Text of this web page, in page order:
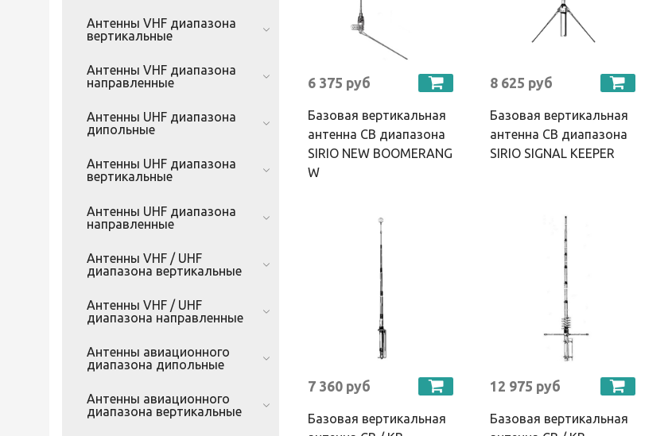
6 375 руб
Базовая вертикальная
антенна CB диапазона
SIRIO NEW BOOMERANG
W
8 625 руб
Базовая вертикальная
антенна CB диапазона
SIRIO SIGNAL KEEPER
7 360 руб
Базовая вертикальная
12 975 руб
Базовая вертикальная
Антенны VHF диапазона
вертикальные
Антенны VHF диапазона
направленные
Антенны UHF диапазона
дипольные
Антенны UHF диапазона
вертикальные
Антенны UHF диапазона
направленные
Антенны VHF / UHF
диапазона вертикальные
Антенны VHF / UHF
диапазона направленные
Антенны авиационного
диапазона дипольные
Антенны авиационного
диапазона вертикальные